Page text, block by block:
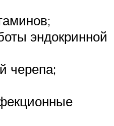
эндокринной
черепа;